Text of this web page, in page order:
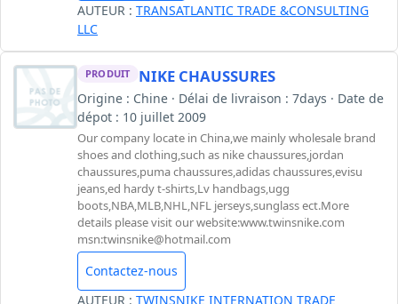
AUTEUR : TRANSATLANTIC TRADE &CONSULTING
LLC
PRODUIT NIKE CHAUSSURES
Origine : Chine · Délai de livraison : 7days · Date de
dépot : 10 juillet 2009
Our company locate in China,we mainly wholesale brand
shoes and clothing,such as nike chaussures,jordan
chaussures,puma chaussures,adidas chaussures,evisu
jeans,ed hardy t-shirts,Lv handbags,ugg
boots,NBA,MLB,NHL,NFL jerseys,sunglass ect.More
details please visit our website:www.twinsnike.com
msn:twinsnike@hotmail.com
Contactez-nous
AUTEUR : TWINSNIKE INTERNATION TRADE